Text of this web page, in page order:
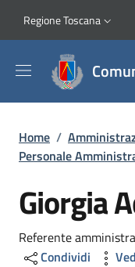
Slim top
Regione Toscana
Briciole di
Home /
Personale
Giorgia
Referente
Condividi